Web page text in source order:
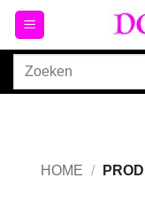
Ga
naar
inhoud
Zoeken
HOME /